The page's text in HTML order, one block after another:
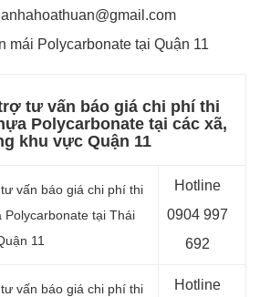
mái Polycarbonate tại Quận 11
tư vấn báo giá chi phí thi
Polycarbonate tại các xã,
khu vực Quận 11
vấn báo giá chi phí thi
tại Thái
11
Hotline
0904 997
692
vấn báo giá chi phí thi
Hotline